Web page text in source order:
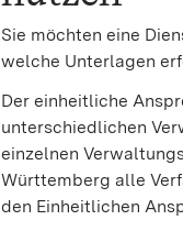
Sie möchten eine
welche Unterlagen
Der einheitliche
unterschiedlichen
einzelnen
Württemberg alle
den Einheitlichen